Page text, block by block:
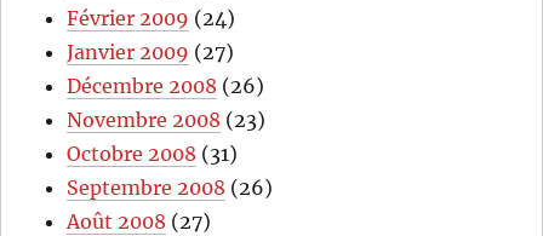
Février 2009 (24)
Janvier 2009 (27)
Décembre 2008 (26)
Novembre 2008 (23)
Octobre 2008 (31)
Septembre 2008 (26)
Août 2008 (27)